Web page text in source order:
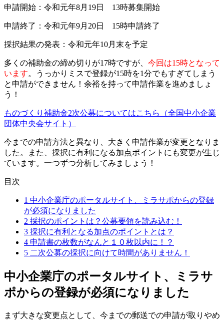
申請開始：令和元年8月19日 13時募集開始
申請終了：令和元年9月20日 15時申請終了
採択結果の発表：令和元年10月末を予定
多くの補助金の締め切りが17時ですが、 今回は15時となって
います。うっかりミスで登録が15時を1分でもすぎてしまう
と申請ができません！余裕を持って申請作業を進めましょ
う！
ものづくり補助金2次公募についてはこちら（全国中小企業
団体中央会サイト）
今までの申請方法と異なり、大きく申請作業が変更となりま
した。また、採択に有利になる加点ポイントにも変更が生じ
ています。一つずつ分析してみましょう！
目次
1 中小企業庁のポータルサイト、ミラサポからの登録
が必須になりました
2 採択のポイントは？公募要領を読み込む！
3 採択に有利となる加点のポイントとは？
4 申請書の枚数がなんと１０枚以内に！？
5 二次公募の採択に向けて時間がありません！
中小企業庁のポータルサイト、ミラサ
ポからの登録が必須になりました
まず大きな変更点として、今までの郵送での申請が取りやめ